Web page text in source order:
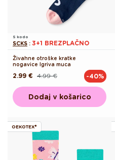
S kodo
SCKS : 3+1 BREZPLAČNO
Živahne otroške kratke
nogavice Igriva muca
Redna 4.99 €
Akcijska
2.99 € -40%
Dodaj v košarico
OEKOTEX®